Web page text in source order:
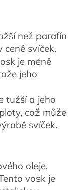
než parafín
ceně svíček.
je méně
jeho
tužší a jeho
což může
svíček.
oleje,
vosk je